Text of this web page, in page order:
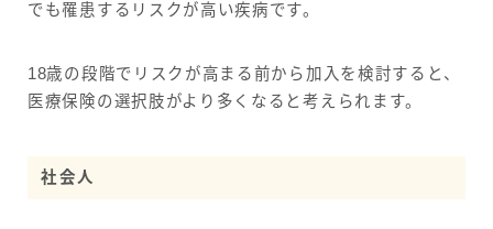
でも罹患するリスクが高い疾病です。
18歳の段階でリスクが高まる前から加入を検討すると、
医療保険の選択肢がより多くなると考えられます。
社会人